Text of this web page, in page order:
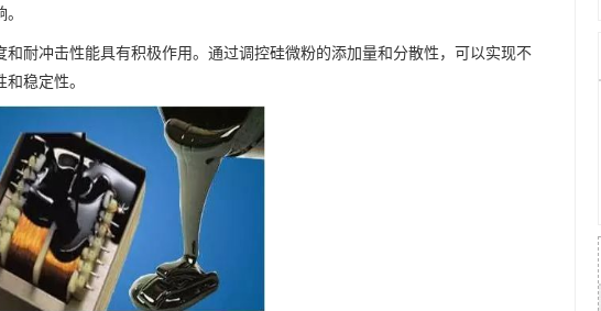
耐冲击性能具有积极作用。通过调控硅微粉的添加量和分散性，可以实现不
稳定性。